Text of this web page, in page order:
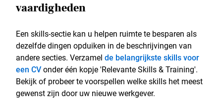
vaardigheden
Een skills-sectie kan u helpen ruimte te besparen als
dezelfde dingen opduiken in de beschrijvingen van
andere secties. Verzamel de belangrijkste skills voor
een CVonder één kopje 'Relevante Skills & Training'.
Bekijk of probeer te voorspellen welke skills het meest
gewenst zijn door uw nieuwe werkgever.